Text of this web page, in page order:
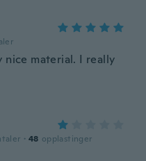
material. I really
· 48 opplastinger